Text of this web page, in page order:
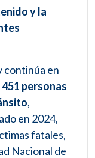
y la
continúa en
451 personas
,
en 2024,
fatales,
Nacional de